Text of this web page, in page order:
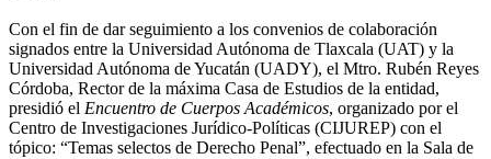
Con el fin de dar seguimiento a los convenios de colaboración
signados entre la Universidad Autónoma de Tlaxcala (UAT) y la
Universidad Autónoma de Yucatán (UADY), el Mtro. Rubén Reyes
Córdoba, Rector de la máxima Casa de Estudios de la entidad,
presidió el Encuentro de Cuerpos Académicos, organizado por el
Centro de Investigaciones Jurídico-Políticas (CIJUREP) con el
tópico: “Temas selectos de Derecho Penal”, efectuado en la Sala de